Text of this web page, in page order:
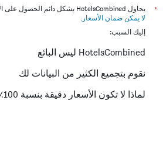
*
يحاول HotelsCombined بشكل دائم الحصول على الأسعار الدقيقة، ولكن
لا يمكن ضمان الأسعار .
إليك السبب:
HotelsCombined ليس البائع
نقوم بتجميع الكثير من البيانات لك
لماذا لا تكون الأسعار دقيقة بنسبة 100٪؟